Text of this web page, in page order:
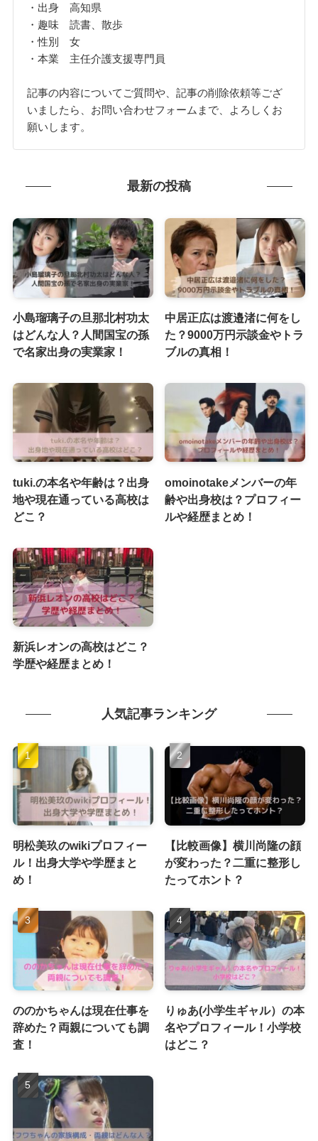
・出身 高知県
・趣味 読書、散歩
・性別 女
・本業 主任介護支援専門員
記事の内容についてご質問や、記事の削除依頼等ござ
いましたら、お問い合わせフォームまで、よろしくお
願いします。
最新の投稿
小島瑠璃子の旦那北村功太
はどんな人？人間国宝の孫
で名家出身の実業家！
中居正広は渡邉渚に何をし
た？9000万円示談金やトラ
ブルの真相！
tuki.の本名や年齢は？出身
地や現在通っている高校は
どこ？
omoinotakeメンバーの年
齢や出身校は？プロフィー
ルや経歴まとめ！
新浜レオンの高校はどこ？
学歴や経歴まとめ！
人気記事ランキング
明松美玖のwikiプロフィー
ル！出身大学や学歴まと
め！
【比較画像】横川尚隆の顔
が変わった？二重に整形し
たってホント？
ののかちゃんは現在仕事を
辞めた？両親についても調
査！
りゅあ(小学生ギャル）の本
名やプロフィール！小学校
はどこ？